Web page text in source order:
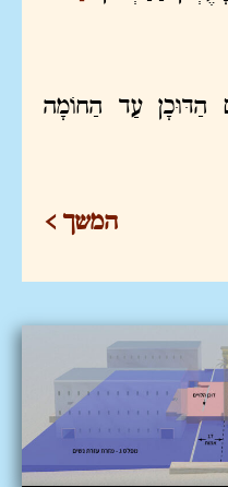
הַדּוּכָן עַד הַחוֹמָה
המשך >